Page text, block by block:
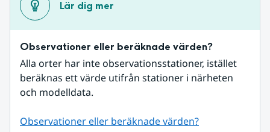
Lär dig mer
Observationer eller beräknade värden?
Alla orter har inte observationsstationer, istället
beräknas ett värde utifrån stationer i närheten
och modelldata.
Observationer eller beräknade värden?